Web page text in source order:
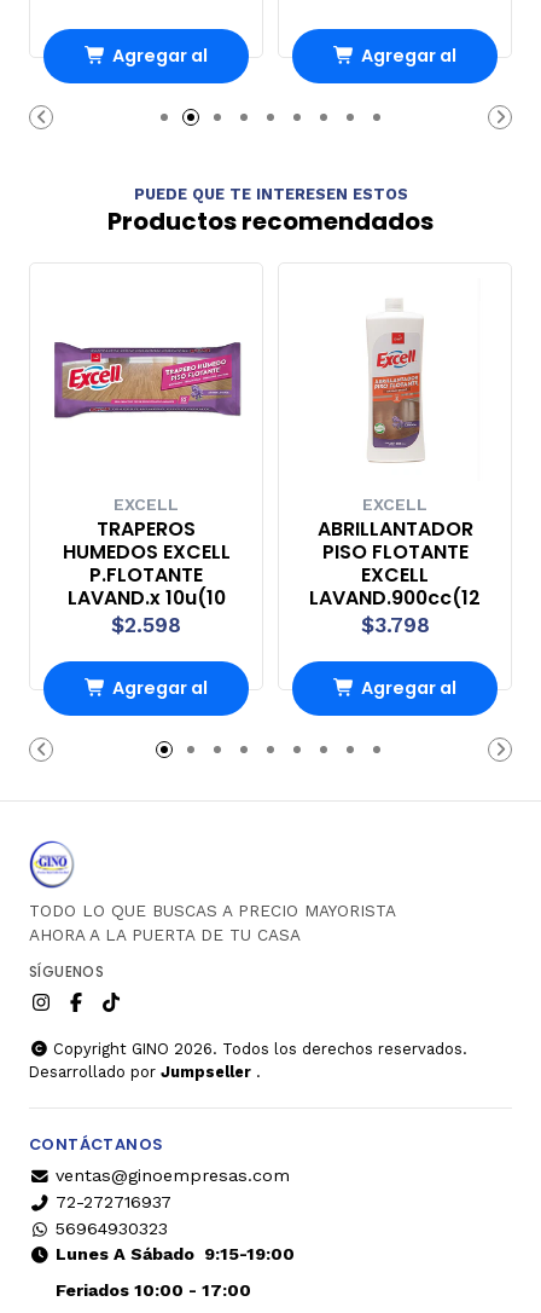
Agregar al
carrito
Agregar al
carrito
PUEDE QUE TE INTERESEN ESTOS
Productos recomendados
EXCELL
TRAPEROS
HUMEDOS EXCELL
P.FLOTANTE
LAVAND.x 10u(10
$2.598
Agregar al
carrito
EXCELL
ABRILLANTADOR
PISO FLOTANTE
EXCELL
LAVAND.900cc(12
$3.798
Agregar al
carrito
TODO LO QUE BUSCAS A PRECIO MAYORISTA
AHORA A LA PUERTA DE TU CASA
SÍGUENOS
Copyright GINO 2026. Todos los derechos reservados.
Desarrollado por Jumpseller .
CONTÁCTANOS
ventas@ginoempresas.com
72-272716937
56964930323
Lunes A Sábado9:15-19:00
Feriados 10:00 - 17:00